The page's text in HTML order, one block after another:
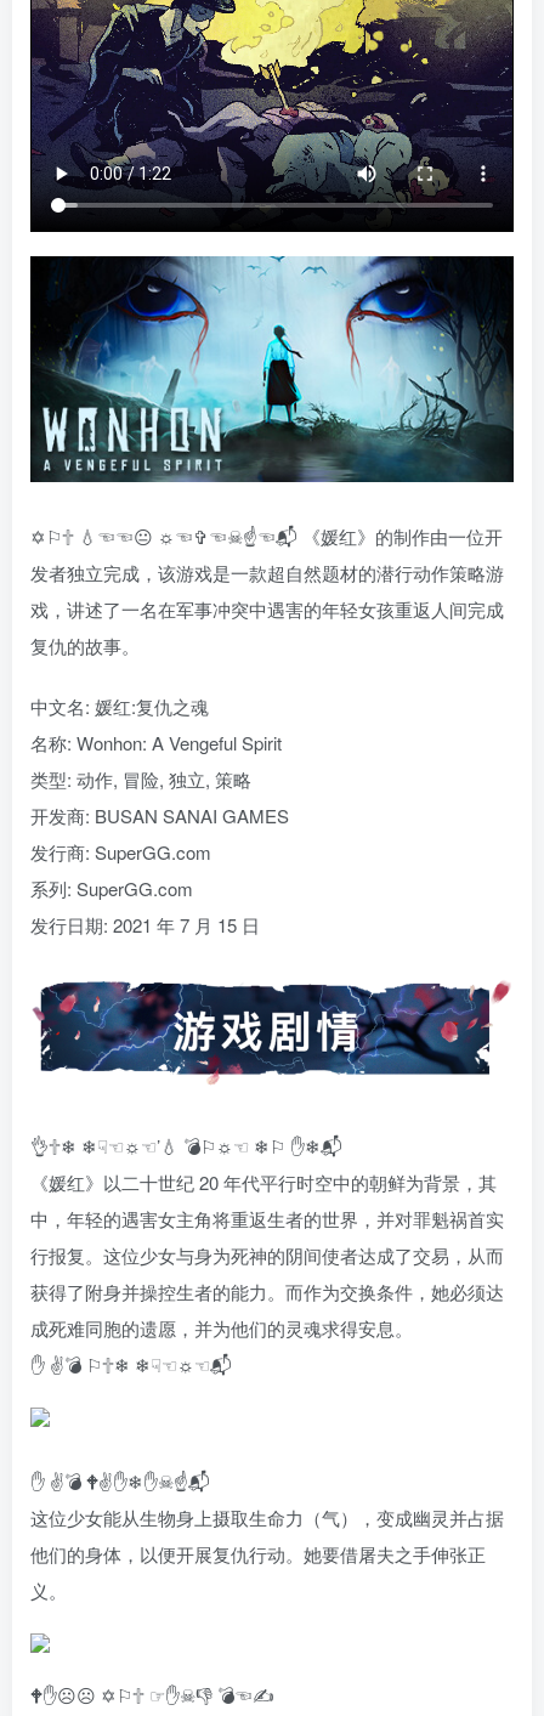
✡⚐🕆 💧☜☜😐 ☼☜✞☜☠☝☜📬 《媛红》的制作由一位开
发者独立完成，该游戏是一款超自然题材的潜行动作策略游
戏，讲述了一名在军事冲突中遇害的年轻女孩重返人间完成
复仇的故事。
中文名: 媛红:复仇之魂
名称: Wonhon: A Vengeful Spirit
类型: 动作, 冒险, 独立, 策略
开发商: BUSAN SANAI GAMES
发行商: SuperGG.com
系列: SuperGG.com
发行日期: 2021 年 7 月 15 日
👌🕆❄ ❄☟☜☼☜’💧 💣⚐☼☜ ❄⚐ ✋❄📬
《媛红》以二十世纪 20 年代平行时空中的朝鲜为背景，其
中，年轻的遇害女主角将重返生者的世界，并对罪魁祸首实
行报复。这位少女与身为死神的阴间使者达成了交易，从而
获得了附身并操控生者的能力。而作为交换条件，她必须达
成死难同胞的遗愿，并为他们的灵魂求得安息。
✋ ✌💣 ⚐🕆❄ ❄☟☜☼☜📬
✋ ✌💣 🕈✌✋❄✋☠☝📬
这位少女能从生物身上摄取生命力（气），变成幽灵并占据
他们的身体，以便开展复仇行动。她要借屠夫之手伸张正
义。
🕈✋☹☹ ✡⚐🕆 ☞✋☠👎 💣☜✍